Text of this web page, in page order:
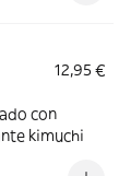
12,95 €
con
kimuchi